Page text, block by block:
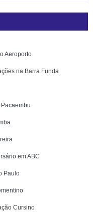
Aeroporto
na Barra Funda
em ABC
Paulo
Cursino